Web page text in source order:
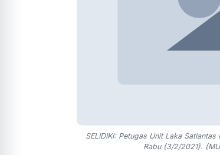
SELIDIKI: Petugas Unit Laka
Rabu (3/2/2021).